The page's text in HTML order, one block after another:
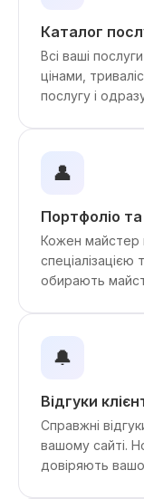
Каталог
Всі ваші
цінами,
послугу і
👤
Портфоліо та
Кожен майстер
спеціалізацією
обирають
🔔
Відгуки
Справжні
вашому сайті.
довіряють